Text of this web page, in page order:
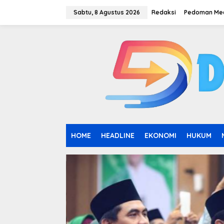
Sabtu, 8 Agustus 2026 Redaksi Pedoman
HOME HEADLINE EKONOMI HUKUM